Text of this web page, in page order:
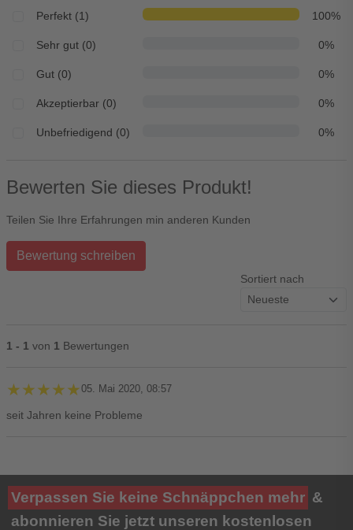
Perfekt (1) 100%
Sehr gut (0) 0%
Gut (0) 0%
Akzeptierbar (0) 0%
Unbefriedigend (0) 0%
Bewerten Sie dieses Produkt!
Teilen Sie Ihre Erfahrungen min anderen Kunden
Bewertung schreiben
Sortiert nach
1 - 1 von 1 Bewertungen
★★★★★
★★★★★05. Mai 2020, 08:57
seit Jahren keine Probleme
Ihre Bewertung**
★★★★★
Verpassen Sie keine Schnäppchen mehr &
abonnieren Sie jetzt unseren kostenlosen